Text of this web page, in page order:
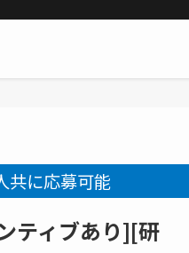
共に応募可能
ティブあり][研